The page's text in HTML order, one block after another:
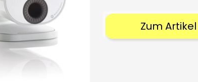
Zum Artikel